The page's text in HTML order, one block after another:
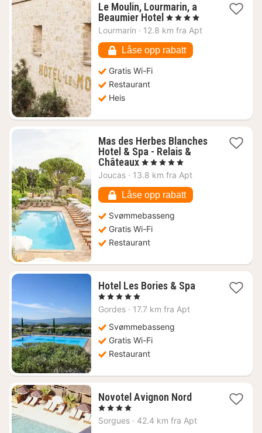
Le Moulin, Lourmarin, a
Beaumier Hotel 1
natt
4820
kr.
, 4 Stjerner
Lourmarin · 12.8 km fra Apt
Låse opp rabatt
Gratis Wi-Fi
Restaurant
Heis
Mas des Herbes Blanches
Hotel & Spa - Relais &
Châteaux1
natt
4343
kr.
, 5 Stjerner
Joucas · 13.8 km fra Apt
Låse opp rabatt
Svømmebasseng
Gratis Wi-Fi
Restaurant
Hotel Les Bories & Spa1
, 5 Stjerner
Gordes · 17.7 km fra Apt
Svømmebasseng
Gratis Wi-Fi
Restaurant
Novotel Avignon Nord1
fra
, 4 Stjerner
Sorgues · 42.4 km fra Apt